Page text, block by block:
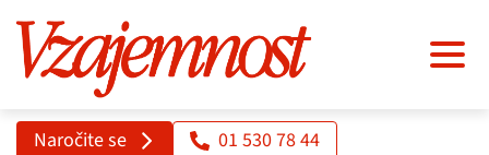
Naročite se
01 530 78 44